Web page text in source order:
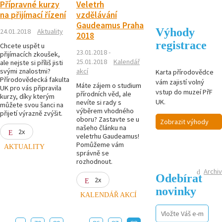
Přípravné kurzy
na přijímací řízení
24.01.2018
Aktuality
Chcete uspět u
přijímacích zkoušek,
ale nejste si příliš jisti
svými znalostmi?
Přírodovědecká fakulta
UK pro vás připravila
kurzy, díky kterým
můžete svou šanci na
přijetí výrazně zvýšit.
2x
AKTUALITY
Veletrh
vzdělávání
Gaudeamus Praha
2018
23.01.2018 -
25.01.2018
Kalendář
akcí
Máte zájem o studium
přírodních věd, ale
nevíte si rady s
výběrem vhodného
oboru? Zastavte se u
našeho článku na
veletrhu Gaudeamus!
Pomůžeme vám
správně se
rozhodnout.
2x
KALENDÁŘ AKCÍ
Výhody
registrace
Karta přírodovědce
vám zajistí volný
vstup do muzeí PřF
UK.
Zobrazit výhody
Archiv
Odebírat
novinky